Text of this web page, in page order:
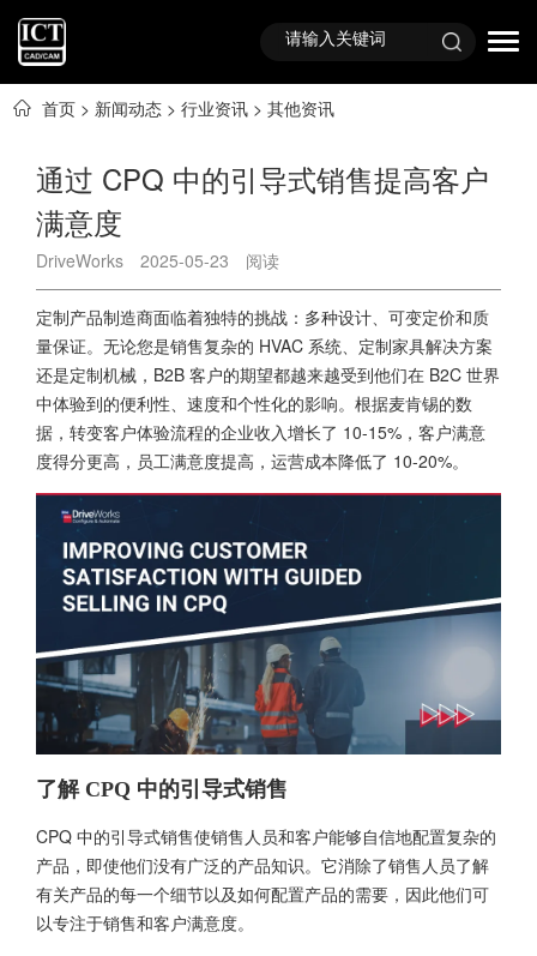
首页 > 新闻动态 > 行业资讯 > 其他资讯
通过 CPQ 中的引导式销售提高客户
满意度
DriveWorks 2025-05-23 阅读
定制产品制造商面临着独特的挑战：多种设计、可变定价和质
量保证。无论您是销售复杂的 HVAC 系统、定制家具解决方案
还是定制机械，B2B 客户的期望都越来越受到他们在 B2C 世界
中体验到的便利性、速度和个性化的影响。根据麦肯锡的数
据，转变客户体验流程的企业收入增长了 10-15%，客户满意
度得分更高，员工满意度提高，运营成本降低了 10-20%。
了解 CPQ 中的引导式销售
CPQ 中的引导式销售使销售人员和客户能够自信地配置复杂的
产品，即使他们没有广泛的产品知识。它消除了销售人员了解
有关产品的每一个细节以及如何配置产品的需要，因此他们可
以专注于销售和客户满意度。